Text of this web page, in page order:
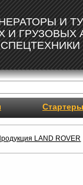
И
И ГРУЗОВЫХ
Стартеры
LAND ROVER